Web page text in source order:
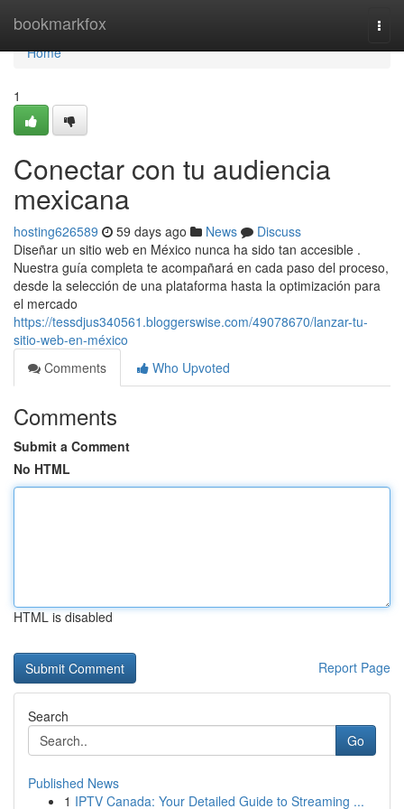
bookmarkfox
Home
Home
1
Conectar con tu audiencia
mexicana
hosting626589 59 days ago News
Discuss
Diseñar un sitio web en México nunca ha sido tan accesible .
Nuestra guía completa te acompañará en cada paso del proceso,
desde la selección de una plataforma hasta la optimización para
el mercado
https://tessdjus340561.bloggerswise.com/49078670/lanzar-tu-
sitio-web-en-méxico
Comments
Who Upvoted
Comments
Submit a Comment
No HTML
HTML is disabled
Report Page
Search
Go
Published News
1 IPTV Canada: Your Detailed Guide to Streaming ...